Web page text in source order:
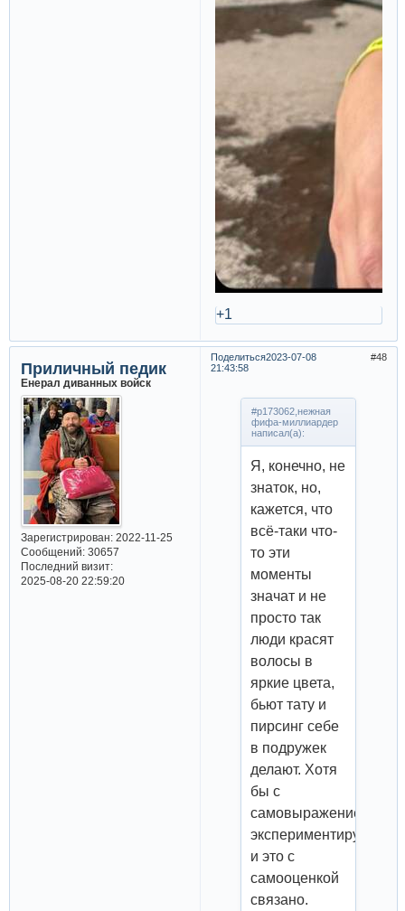
+1
Поделиться 48
2023-07-08
21:43:58
Приличный педик
Енерал диванных войск
Зарегистрирован: 2022-11-25
Сообщений:30657
Последний визит:
2025-08-20 22:59:20
#p173062,нежная
фифа-миллиардер
написал(а):
Я, конечно, не
знаток, но,
кажется, что
всё-таки что-
то эти
моменты
значат и не
просто так
люди красят
волосы в
яркие цвета,
бьют тату и
пирсинг себе
в подружек
делают. Хотя
бы с
самовыражением
экспериментируют
и это с
самооценкой
связано.